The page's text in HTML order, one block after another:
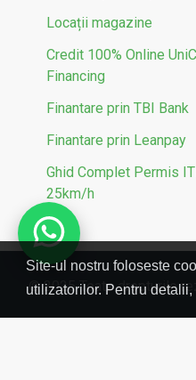
Site-ul nostru foloseste
utilizatorilor. Pentru
Locații magazine
Credit 100% Online
Financing
Finantare prin TBI Bank
Finantare prin Leanpay
Ghid Complet Permis
25km/h
© 2025 Toate drepturile